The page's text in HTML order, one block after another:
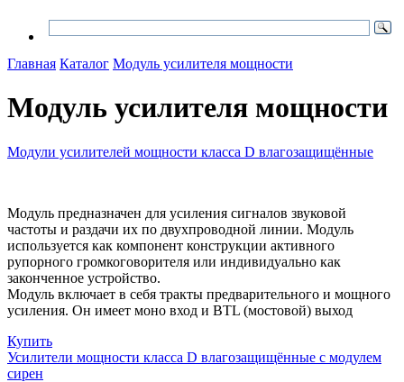
Главная Каталог Модуль усилителя мощности
Модуль усилителя мощности
Модули усилителей мощности класса D влагозащищённые
Модуль предназначен для усиления сигналов звуковой
частоты и раздачи их по двухпроводной линии. Модуль
используется как компонент конструкции активного
рупорного громкоговорителя или индивидуально как
законченное устройство.
Модуль включает в себя тракты предварительного и мощного
усиления. Он имеет моно вход и BTL (мостовой) выход
Купить
Усилители мощности класса D влагозащищённые с модулем
сирен